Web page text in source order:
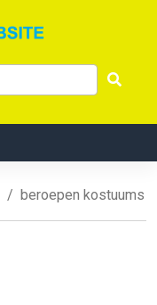
beroepen kostuums